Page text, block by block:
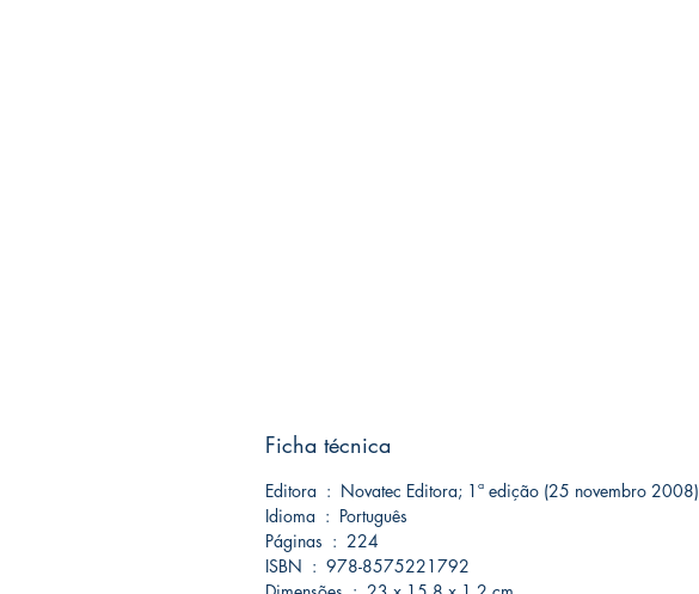
Ficha técnica
Editora ‏ : ‎ Novatec Editora; 1ª edição (25 novembro 2008)
Idioma ‏ : ‎ Português
Páginas ‏ : ‎ 224
ISBN ‏ : ‎ 978-8575221792